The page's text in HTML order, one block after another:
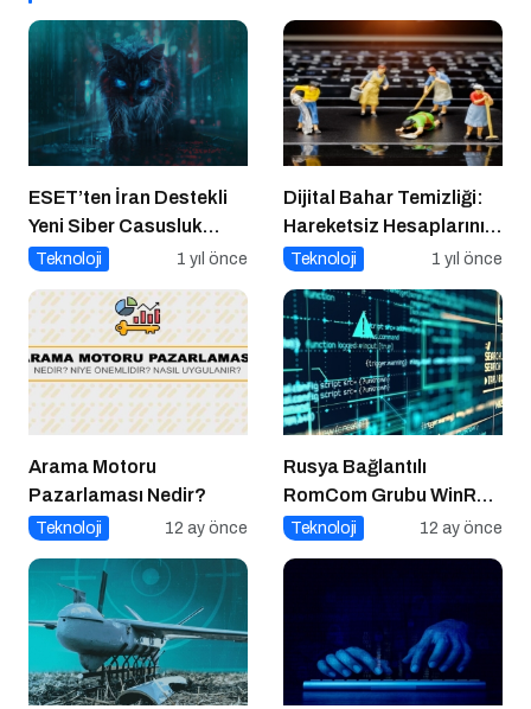
ESET’ten İran Destekli
Yeni Siber Casusluk
Operasyonu Uyarısı
Teknoloji 1 yıl önce
Dijital Bahar Temizliği:
Hareketsiz Hesaplarınızı
Temizlemenin Zamanı
Teknoloji 1 yıl önce
Arama Motoru
Pazarlaması Nedir?
Teknoloji 12 ay önce
Rusya Bağlantılı
RomCom Grubu WinRAR
Açığını Hedef Aldı
Teknoloji 12 ay önce